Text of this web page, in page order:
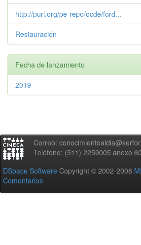
http://purl.org/pe-repo/ocde/ford...
Restauración
Fecha de lanzamiento
2019
Correo:
Teléfono: (511) 2259005 anexo
DSpace Software Copyright © 2002-2008
Comentarios